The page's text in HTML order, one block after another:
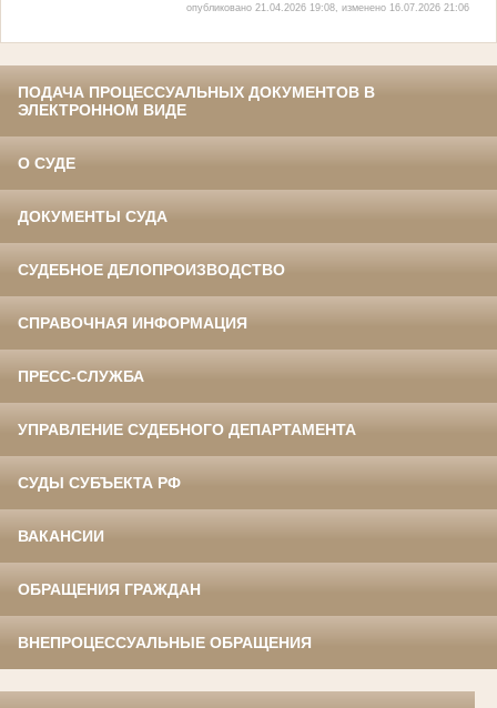
опубликовано 21.04.2026 19:08, изменено 16.07.2026 21:06
ПОДАЧА ПРОЦЕССУАЛЬНЫХ ДОКУМЕНТОВ В
ЭЛЕКТРОННОМ ВИДЕ
О СУДЕ
ДОКУМЕНТЫ СУДА
СУДЕБНОЕ ДЕЛОПРОИЗВОДСТВО
СПРАВОЧНАЯ ИНФОРМАЦИЯ
ПРЕСС-СЛУЖБА
УПРАВЛЕНИЕ СУДЕБНОГО ДЕПАРТАМЕНТА
СУДЫ СУБЪЕКТА РФ
ВАКАНСИИ
ОБРАЩЕНИЯ ГРАЖДАН
ВНЕПРОЦЕССУАЛЬНЫЕ ОБРАЩЕНИЯ